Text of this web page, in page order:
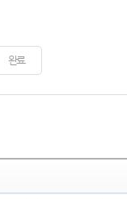
완료